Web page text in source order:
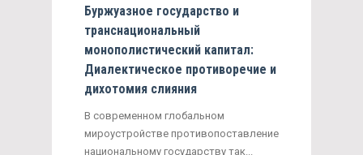
Буржуазное государство и
транснациональный
монополистический капитал:
Диалектическое противоречие и
дихотомия слияния
В современном глобальном
мироустройстве противопоставление
национальному государству так...